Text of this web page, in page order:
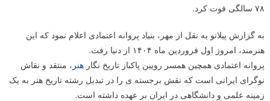
۷۸ سالگی فوت کرد.
به گزارش پیلانو به نقل از مهر، بنیاد پروانه اعتمادی اعلام نمود که این
هنرمند، امروز اول فروردین ماه ۱۴۰۴ از دنیا رفت.
پروانه اعتمادی همچین همسر رویین پاکباز تاریخ نگار هنر ، منتقد و نقاش
نوگرای ایرانی است که نقش برجسته ی را در تبدیل رشته تاریخ هنر به یک
زمینه علمی و دانشگاهی در ایران بر عهده داشته است.